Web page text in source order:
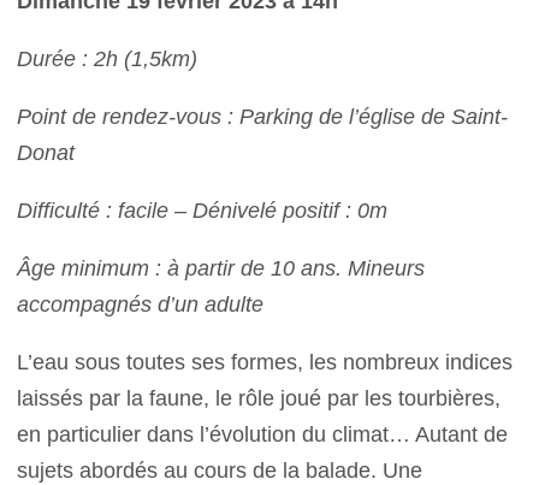
Durée : 2h (1,5km)
Point de rendez-vous : Parking de l’église de Saint-
Donat
Difficulté : facile – Dénivelé positif : 0m
Âge minimum : à partir de 10 ans. Mineurs
accompagnés d’un adulte
L’eau sous toutes ses formes, les nombreux indices
laissés par la faune, le rôle joué par les tourbières,
en particulier dans l’évolution du climat… Autant de
sujets abordés au cours de la balade. Une